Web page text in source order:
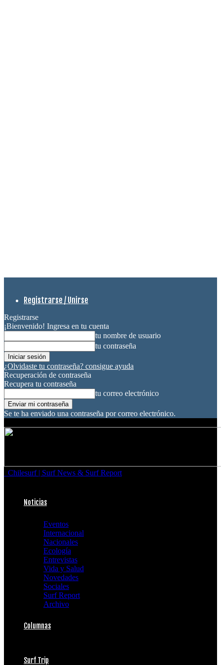
Registrarse / Unirse
Registrarse
¡Bienvenido! Ingresa en tu cuenta
tu nombre de usuario
tu contraseña
¿Olvidaste tu contraseña? consigue ayuda
Recuperación de contraseña
Recupera tu contraseña
tu correo electrónico
Se te ha enviado una contraseña por correo electrónico.
Chilesurf | Surf News & Surf Report
Noticias
Eventos
Internacional
Nacionales
Ecología
Entrevistas
Vida y Salud
Novedades
Sociales
Surf Report
Archivo
Columnas
Surf Trip